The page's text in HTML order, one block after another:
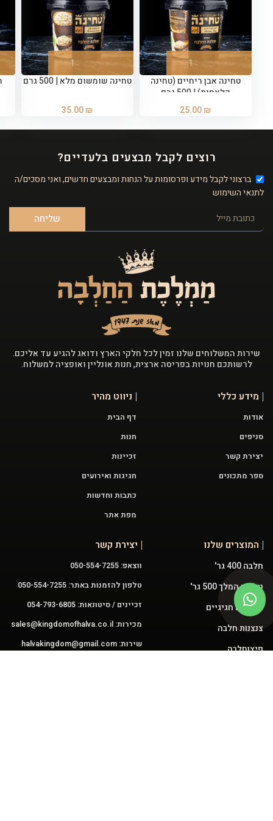
טחינה אבן ריחיים (טחינה
קלאסית) | 500 גרם
25.00₪
טחינה שומשום מלא | 500 גרם
35.00₪
רוצים לקבל מבצעים בלעדיים?
ברצוני לקבל מידע ופרסומות על הנחות ומבצעים חדשים, ואני מסכים/ה
לתנאי השימוש
שליחה
שירות המשלוחים שלנו זמין לכל חלקי הארץ ודואג להגיע עד אליכם.
לרשותכם חנויות בפריסה ארצית, חנות אונליין ואופציה למשלוח.
מידע כללי
אודות
סניפים
יצירת קשר
ספר מתכונים
ניווט מהיר
דף הבית
חנות
זכיינות
חגיגות ואירועים
כתבות וחדשות
מפת אתר
המוצרים שלנו
חלבה 400 גר'
טחינה המלך 500 גר'
מארזים חגיגיים
צנצנות חלבה
פיצוחלבה
יצירת קשר
ווצאפ: 050-554-7255
טלפון להזמנות באתר: 050-554-7255
זכיינים / סיטונאות: 054-793-6805
מכירות: sales@kingdomofhalva.co.il
שירות: halvakingdom@gmail.com